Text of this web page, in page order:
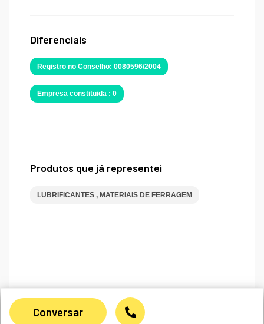
Conversar
Diferenciais
Registro no Conselho: 0080596/2004
Empresa constituida : 0
Produtos que já representei
LUBRIFICANTES , MATERIAIS DE FERRAGEM